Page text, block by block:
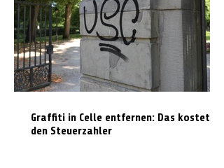
Graffiti in Celle entfernen: Das kostet es
den Steuerzahler